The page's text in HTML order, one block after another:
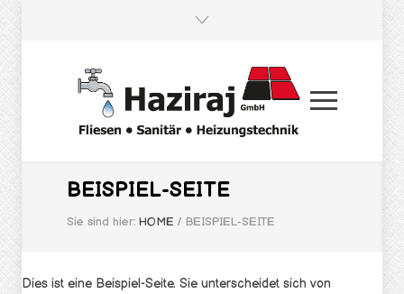
BEISPIEL-SEITE
Sie sind hier: HOME / BEISPIEL-SEITE
Dies ist eine Beispiel-Seite. Sie unterscheidet sich von